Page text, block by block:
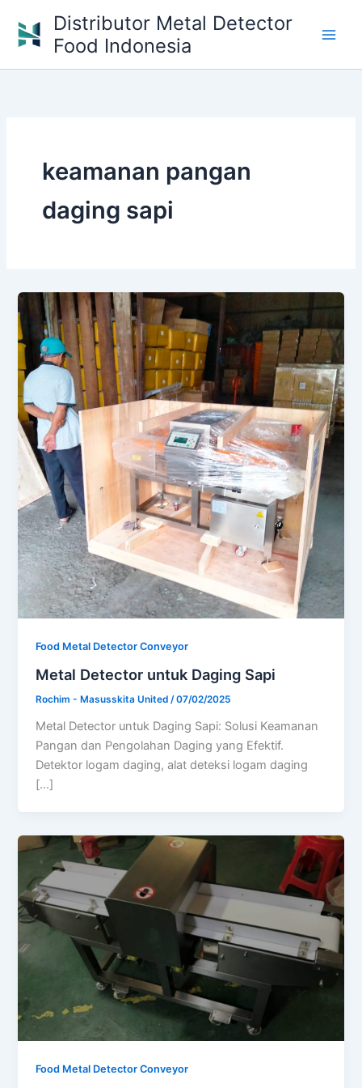
content
Distributor Metal Detector
Food Indonesia
keamanan pangan
daging sapi
Food Metal Detector Conveyor
Metal Detector untuk Daging Sapi
Rochim - Masusskita United /07/02/2025
Metal Detector untuk Daging Sapi: Solusi Keamanan
Pangan dan Pengolahan Daging yang Efektif.
Detektor logam daging, alat deteksi logam daging
[…]
Food Metal Detector Conveyor